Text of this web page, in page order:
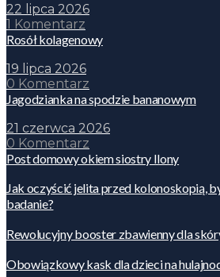
22 lipca 2026
1 Komentarz
Rosół kolagenowy
19 lipca 2026
0 Komentarz
Jagodzianka na spodzie bananowym
21 czerwca 2026
0 Komentarz
Post domowy okiem siostry Ilony
Jak oczyścić jelita przed kolonoskopią,
badanie?
Rewolucyjny booster zbawienny dla
Obowiązkowy kask dla dzieci na